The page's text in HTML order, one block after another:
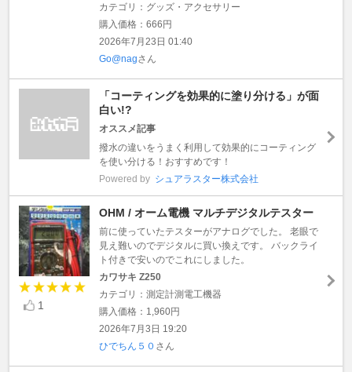
カテゴリ：グッズ・アクセサリー
購入価格：666円
2026年7月23日 01:40
Go@nagさん
「コーティングを効果的に塗り分ける」が面
白い!?
オススメ記事
撥水の違いをうまく利用して効果的にコーティング
を使い分ける！おすすめです！
Powered by シュアラスター株式会社
1
OHM / オーム電機 マルチデジタルテスター
前に使っていたテスターがアナログでした。 老眼で
見え難いのでデジタルに買い換えです。 バックライ
ト付きで安いのでこれにしました。
カワサキ Z250
カテゴリ：測定計測電工機器
購入価格：1,960円
2026年7月3日 19:20
ひでちん５０ さん